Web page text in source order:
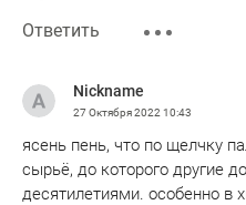
Ответить
Nickname
27 Октября 2022 10:43
ясень пень, что по щелчку
сырьё, до которого другие
десятилетиями. особенно в